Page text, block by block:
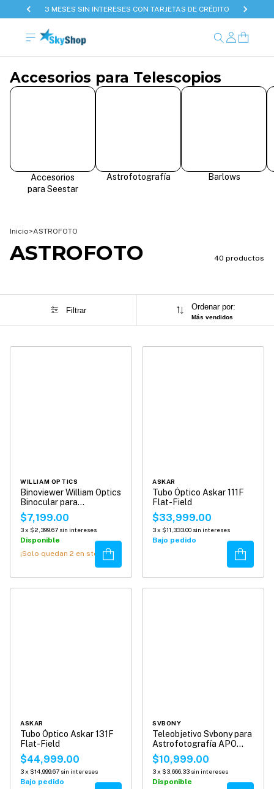
3 MESES SIN INTERESES CON TARJETAS DE CRÉDITO
Accesorios para Telescopios
Accesorios
para Seestar
Astrofotografía Barlows
Inicio>ASTROFOTO
ASTROFOTO 40 productos
Filtrar Ordenar por:
Más vendidos
WILLIAM OPTICS
Binoviewer William Optics
Binocular para
Telescopios
$7,199.00
3x $2,399.67 sin intereses
Disponible
¡Solo quedan 2 en stock!Comprar
ASKAR
Tubo Óptico Askar 111F
Flat-Field
$33,999.00
3x $11,333.00 sin intereses
Bajo pedido
Comprar
ASKAR
Tubo Óptico Askar 131F
Flat-Field
$44,999.00
3x $14,999.67 sin intereses
Bajo pedido
SVBONY
Teleobjetivo Svbony para
Astrofotografía APO
45mm SV545
$10,999.00
3x $3,666.33 sin intereses
Disponible